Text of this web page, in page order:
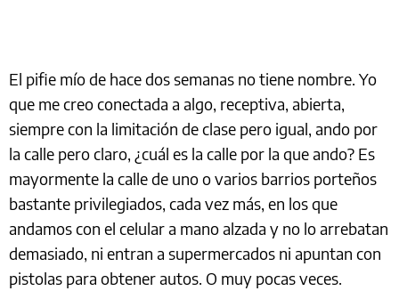
El pifie mío de hace dos semanas no tiene nombre. Yo
que me creo conectada a algo, receptiva, abierta,
siempre con la limitación de clase pero igual, ando por
la calle pero claro, ¿cuál es la calle por la que ando? Es
mayormente la calle de uno o varios barrios porteños
bastante privilegiados, cada vez más, en los que
andamos con el celular a mano alzada y no lo arrebatan
demasiado, ni entran a supermercados ni apuntan con
pistolas para obtener autos. O muy pocas veces.